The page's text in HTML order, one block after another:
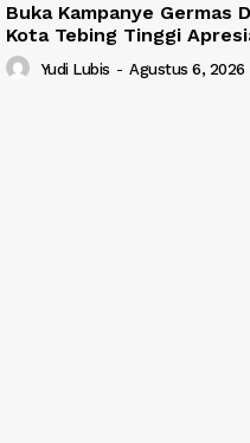
Buka Kampanye Germas
Kota Tebing Tinggi
Yudi Lubis - Agustus 6, 2026